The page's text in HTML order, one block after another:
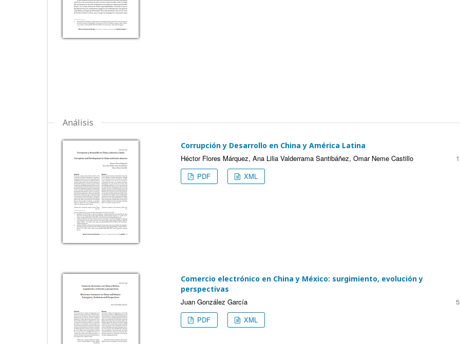
Análisis
Corrupción y Desarrollo en China y América Latina
Héctor Flores Márquez, Ana Lilia Valderrama Santibáñez, Omar Neme Castillo
PDF
XML
Comercio electrónico en China y México: surgimiento, evolución y
perspectivas
Juan González García
PDF
XML